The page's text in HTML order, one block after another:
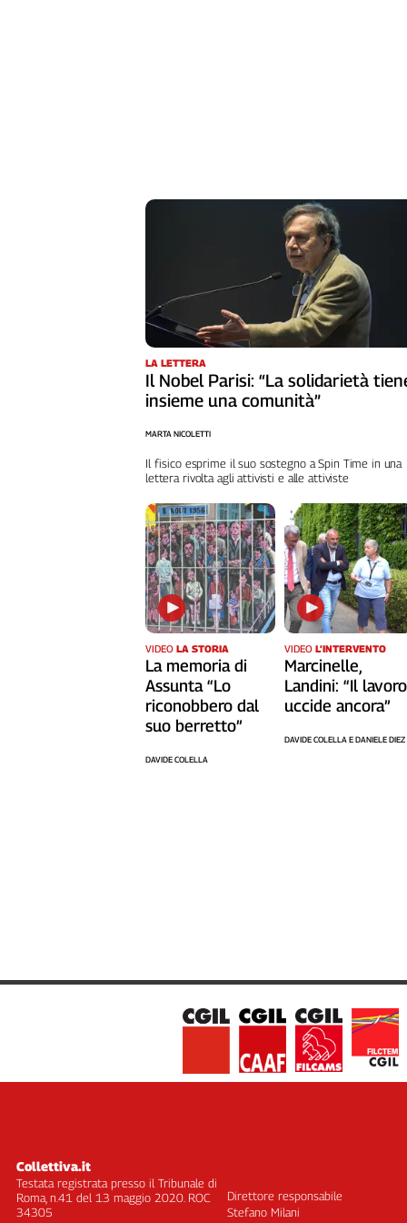
LA LETTERA
Il Nobel Parisi: “La solidarietà
insieme una comunità”
Il fisico esprime il suo sostegno a Spin Time in una
lettera rivolta agli attivisti e alle attiviste
MARTA NICOLETTI
VIDEO LA STORIA
La memoria di
Assunta “Lo
riconobbero dal
suo berretto”
DAVIDE COLELLA
VIDEO L’INTERVENTO
Marcinelle,
Landini: “Il lavoro
uccide ancora”
DAVIDE COLELLA E DANIELE DIEZ
Collettiva.it
Testata registrata presso il Tribunale di
Roma, n.41 del 13 maggio 2020. ROC
34305
Direttore responsabile
Stefano Milani